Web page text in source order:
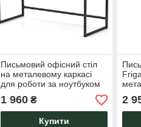
Письмовий офісний стіл
на металевому каркасі
для роботи за ноутбуком
Liner Loft Ательє світлий
Knap Knap
1 960₴
Купити
2